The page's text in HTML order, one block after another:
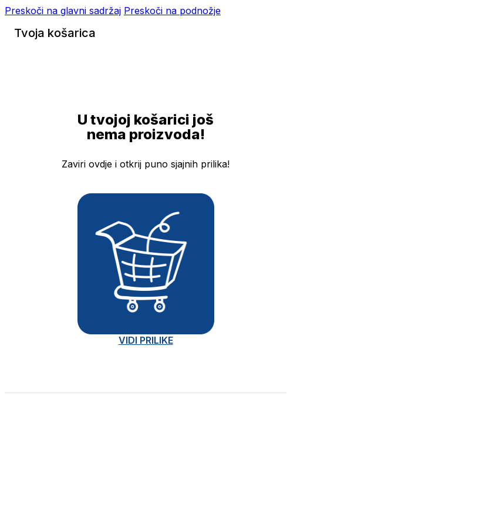
Preskoči na glavni sadržaj Preskoči na podnožje
Tvoja košarica
U tvojoj košarici još
nema proizvoda!
Zaviri ovdje i otkrij puno sjajnih prilika!
VIDI PRILIKE